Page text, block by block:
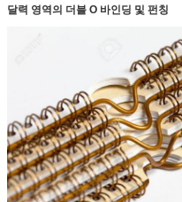
달력 영역의 더블 O 바인딩 및 펀칭